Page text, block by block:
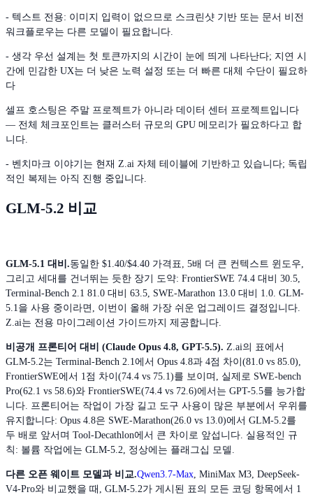
- 텍스트 전용: 이미지 입력이 없으므로 스크린샷 기반 또는 문서 비전
워크플로우는 다른 모델이 필요합니다.
- 생각 우선 설계는 첫 토큰까지의 시간이 눈에 띄게 나타난다; 지연 시
간에 민감한 UX는 더 낮은 노력 설정 또는 더 빠른 대체 수단이 필요하
다
셀프 호스팅은 주말 프로젝트가 아니라 데이터 센터 프로젝트입니다
— 전체 체크포인트는 클러스터 규모의 GPU 메모리가 필요하다고 합
니다.
- 벤치마크 이야기는 현재 Z.ai 자체 테이블에 기반하고 있습니다; 독립
적인 복제는 아직 진행 중입니다.
GLM-5.2 비교
GLM-5.1 대비.동일한 $1.40/$4.40 가격표, 5배 더 큰 컨텍스트 윈도우,
그리고 세대를 건너뛰는 듯한 장기 도약: FrontierSWE 74.4 대비 30.5,
Terminal-Bench 2.1 81.0 대비 63.5, SWE-Marathon 13.0 대비 1.0. GLM-
5.1을 사용 중이라면, 이번이 올해 가장 쉬운 업그레이드 결정입니다.
Z.ai는 전용 마이그레이션 가이드까지 제공합니다.
비공개 프론티어 대비 (Claude Opus 4.8, GPT-5.5). Z.ai의 표에서
GLM-5.2는 Terminal-Bench 2.1에서 Opus 4.8과 4점 차이(81.0 vs 85.0),
FrontierSWE에서 1점 차이(74.4 vs 75.1)를 보이며, 실제로 SWE-bench
Pro(62.1 vs 58.6)와 FrontierSWE(74.4 vs 72.6)에서는 GPT-5.5를 능가합
니다. 프론티어는 작업이 가장 길고 도구 사용이 많은 부분에서 우위를
유지합니다: Opus 4.8은 SWE-Marathon(26.0 vs 13.0)에서 GLM-5.2를
두 배로 앞서며 Tool-Decathlon에서 큰 차이로 앞섭니다. 실용적인 규
칙: 볼륨 작업에는 GLM-5.2, 정상에는 플래그십 모델.
다른 오픈 웨이트 모델과 비교.Qwen3.7-Max , MiniMax M3, DeepSeek-
V4-Pro와 비교했을 때, GLM-5.2가 게시된 표의 모든 코딩 항목에서 1